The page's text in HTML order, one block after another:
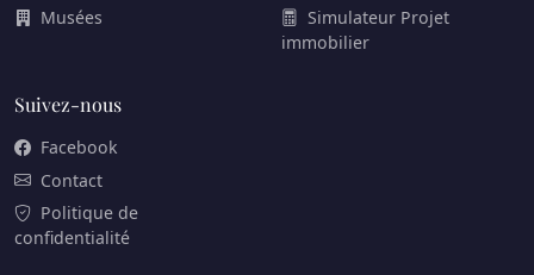
Musées
Simulateur Projet
immobilier
Suivez-nous
Facebook
Contact
Politique de
confidentialité